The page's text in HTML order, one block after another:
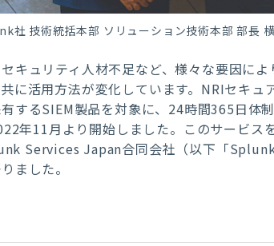
社 技術統括本部 ソリューション技術本部 部長
キュリティ人材不足など、様々な要因に
に活用方法が変化しています。NRIセキュ
するSIEM製品を対象に、24時間365日体
年11月より開始しました。このサービス
Services Japan合同会社（以下「
ました。